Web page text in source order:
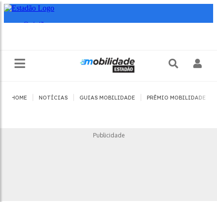
HOME NOTÍCIAS GUIAS MOBILIDADE PRÊMIO MOBILIDADE
Publicidade